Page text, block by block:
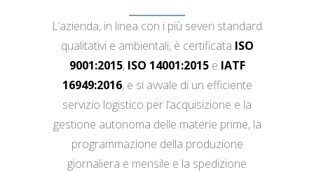
L’azienda, in linea con i più severi standard
qualitativi e ambientali, è certificata ISO
9001:2015, ISO 14001:2015e IATF
16949:2016, e si avvale di un efficiente
servizio logistico per l’acquisizione e la
gestione autonoma delle materie prime, la
programmazione della produzione
giornaliera e mensile e la spedizione